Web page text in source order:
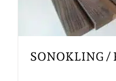
SONOKLING /